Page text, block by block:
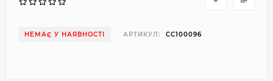
НЕМАЄ У НАЯВНОСТІ АРТИКУЛ: CC100096